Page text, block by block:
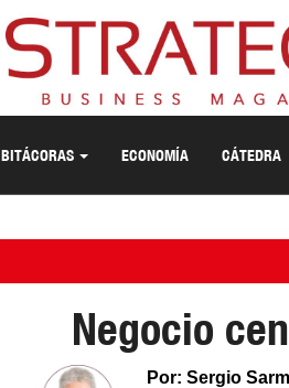
BITÁCORAS ECONOMÍA CÁTEDRA
Negocio
Por: Sergio